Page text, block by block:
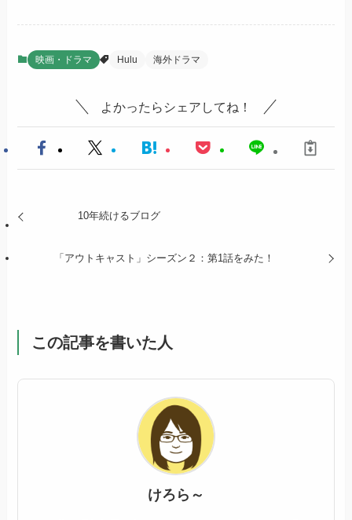
映画・ドラマ Hulu 海外ドラマ
よかったらシェアしてね！
10年続けるブログ
「アウトキャスト」シーズン２：第1話をみた！
この記事を書いた人
けろら～